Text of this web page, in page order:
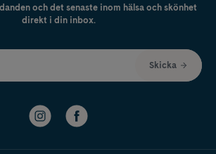
och det senaste inom hälsa och skönhet
direkt i din inbox.
Skicka